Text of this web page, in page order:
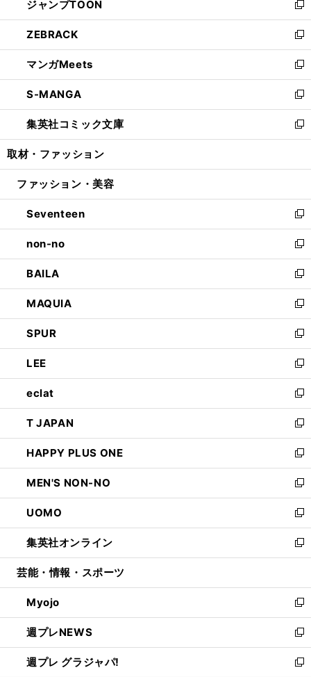
く
で
開
く
ド
ウ
で
開
く
ィ
ン
ド
ウ
で
開
く
い
ウ
ィ
ン
ド
ウ
で
開
く
ジャンプTOON
新
し
い
ウ
ィ
ン
ド
ウ
で
開
ZEBRACK
新
し
い
ウ
ィ
ン
ド
ウ
開
マンガMeets
新
し
い
ウ
ィ
ン
ウ
開
く
S-MANGA
新
し
い
ウ
ン
ウ
で
開
く
集英社コミック文庫
新
し
ウ
ン
ド
ウ
で
開
く
取材・ファッション
ファッション・美容
Seventeen
新
し
い
ウ
ィ
ン
ド
ウ
で
開
く
non-no
新
し
い
ウ
ィ
ン
ド
ウ
で
開
く
BAILA
新
し
い
ウ
ィ
ン
ド
ウ
で
開
く
MAQUIA
新
し
い
ウ
ィ
ン
ド
ウ
で
開
く
SPUR
新
し
い
ウ
ィ
ン
ド
ウ
で
開
く
LEE
新
し
い
ウ
ィ
ン
ド
ウ
で
開
く
eclat
新
し
い
ウ
ィ
ン
ド
ウ
で
開
く
T JAPAN
新
し
い
ウ
ィ
ン
ド
ウ
で
開
HAPPY PLUS ONE
新
し
い
ウ
ィ
ン
ド
ウ
開
く
MEN'S NON-NO
新
し
い
ウ
ィ
ン
ウ
で
開
く
UOMO
新
し
い
ウ
ン
ド
ウ
で
開
く
集英社オンライン
新
し
ウ
ィ
ン
ド
ウ
で
芸能・情報・スポーツ
Myojo
新
し
い
ウ
ィ
週プレNEWS
新
し
い
週プレ グラジャパ!
新